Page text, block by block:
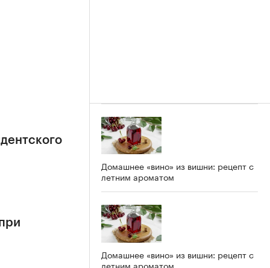
Домашнее «вино» из вишни: рецепт с
летним ароматом
Домашнее «вино» из вишни: рецепт с
летним ароматом